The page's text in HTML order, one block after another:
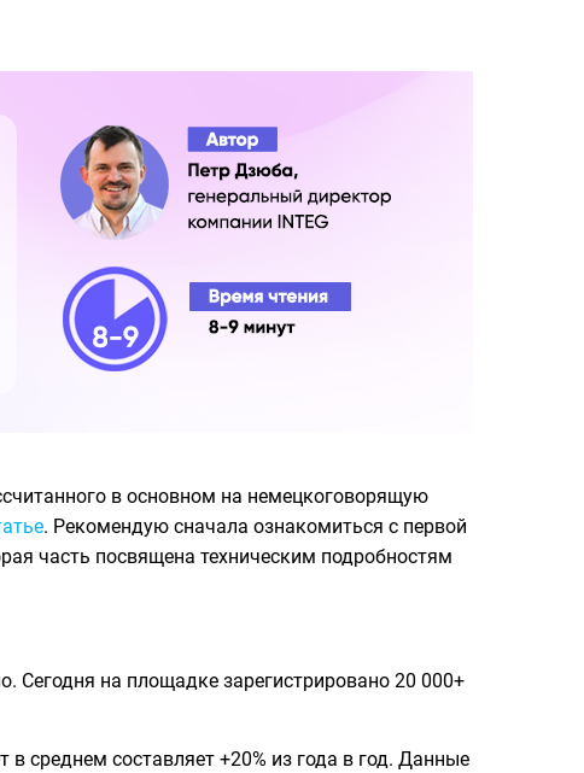
в основном на немецкоговорящую
. Рекомендую сначала ознакомиться с первой
часть посвящена техническим подробностям
Сегодня на площадке зарегистрировано 20 000+
среднем составляет +20% из года в год. Данные